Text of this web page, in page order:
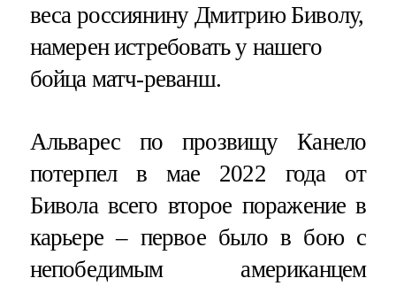
веса россиянину Дмитрию Биволу,
намерен истребовать у нашего
бойца матч-реванш.
Альварес по прозвищу Канело
потерпел в мае 2022 года от
Бивола всего второе поражение в
карьере – первое было в бою с
непобедимым американцем